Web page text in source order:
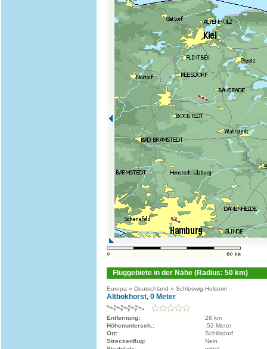
Fluggebiete in der Nähe (Radius: 50 km)
Europa » Deutschland » Schleswig-Holstein
Altbokhorst, 0 Meter
Entfernung:
28 km
Höhenuntersch.:
-52 Meter
Ort:
Schillsdorf
Streckenflug:
Nein